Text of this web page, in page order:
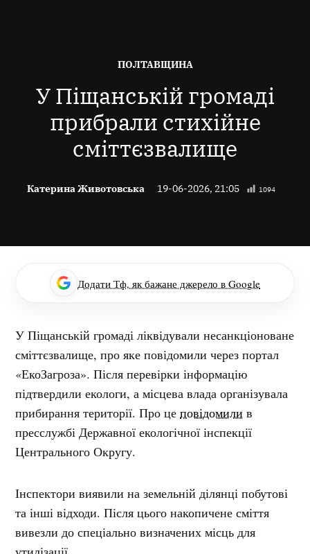
ОПУБЛІКОВАНО
ПОЛТАВЩИНА
У Піщанській громаді
прибрали стихійне
сміттєзвалище
Катерина Животовська 19-06-2026, 21:05 1094
Додати Тф, як бажане джерело в Google
У Піщанській громаді ліквідували несанкціоноване
сміттєзвалище, про яке повідомили через портал
«ЕкоЗагроза». Після перевірки інформацію
підтвердили екологи, а місцева влада організувала
прибирання території. Про цеповідомили в
пресслужбі Державної екологічної інспекції
Центрального Округу.
Інспектори виявили на земельній ділянці побутові
та інші відходи. Після цього накопичене сміття
вивезли до спеціально визначених місць для